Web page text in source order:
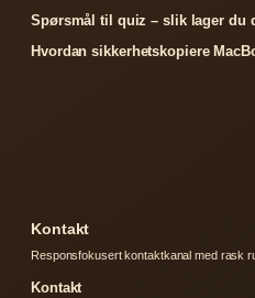
Spørsmål til quiz – slik lager du
Hvordan sikkerhetskopiere
Kontakt
Responsfokusert kontaktkanal med rask
Kontakt